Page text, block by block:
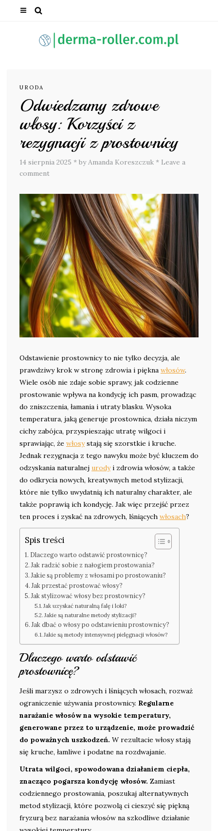
URODA
Odwiedzamy zdrowe
włosy: Korzyści z
rezygnacji z prostownicy
14 sierpnia 2025 * by Amanda Koreszczuk * Leave a
comment
Odstawienie prostownicy to nie tylko decyzja, ale
prawdziwy krok w stronę zdrowia i piękna włosów.
Wiele osób nie zdaje sobie sprawy, jak codzienne
prostowanie wpływa na kondycję ich pasm, prowadząc
do zniszczenia, łamania i utraty blasku. Wysoka
temperatura, jaką generuje prostownica, działa niczym
cichy zabójca, przyspieszając utratę wilgoci i
sprawiając, że włosystają się szorstkie i kruche.
Jednak rezygnacja z tego nawyku może być kluczem do
odzyskania naturalnej urodyi zdrowia włosów, a także
do odkrycia nowych, kreatywnych metod stylizacji,
które nie tylko uwydatnią ich naturalny charakter, ale
także poprawią ich kondycję. Jak więc przejść przez
ten proces i zyskać na zdrowych, lśniących włosach?
Spis treści
Dlaczego warto odstawić prostownicę?
Jak radzić sobie z nałogiem prostowania?
Jakie są problemy z włosami po prostowaniu?
Jak przestać prostować włosy?
Jak stylizować włosy bez prostownicy?
Jak uzyskać naturalną falę i loki?
Jakie są naturalne metody stylizacji?
Jak dbać o włosy po odstawieniu prostownicy?
Jakie są metody intensywnej pielęgnacji włosów?
Dlaczego warto odstawić
prostownicę?
Jeśli marzysz o zdrowych i lśniących włosach, rozważ
ograniczenie używania prostownicy. Regularne
narażanie włosów na wysokie temperatury,
generowane przez to urządzenie, może prowadzić
do poważnych uszkodzeń. W rezultacie włosy stają
się kruche, łamliwe i podatne na rozdwajanie.
Utrata wilgoci, spowodowana działaniem ciepła,
znacząco pogarsza kondycję włosów. Zamiast
codziennego prostowania, poszukaj alternatywnych
metod stylizacji, które pozwolą ci cieszyć się piękną
fryzurą bez narażania włosów na szkodliwe działanie